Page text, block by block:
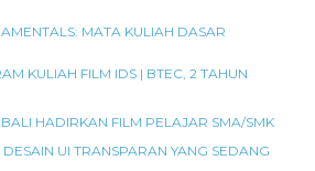
MATA KULIAH DASAR
KULIAH FILM IDS | BTEC, 2 TAHUN
HADIRKAN FILM PELAJAR SMA/SMK
UI TRANSPARAN YANG SEDANG